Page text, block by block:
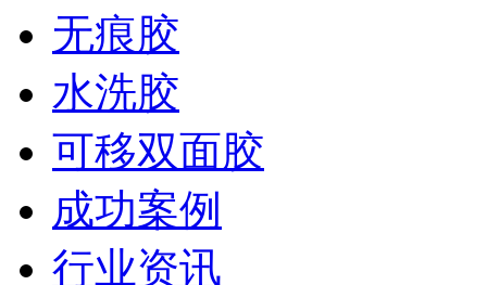
无痕胶
水洗胶
可移双面胶
成功案例
行业资讯